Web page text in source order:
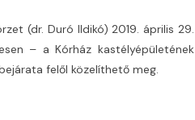
(dr. Duró Ildikó) 2019. április 29.
– a Kórház kastélyépületének
felől közelíthető meg.